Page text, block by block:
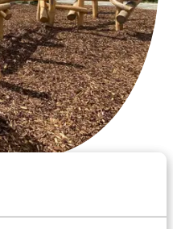
meter een speciale